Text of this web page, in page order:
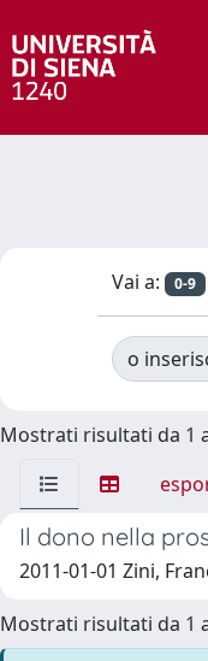
Vai a: 0-9
o
Mostrati risultati da 1
Il dono nella
2011-01-01 Zini,
Mostrati risultati da 1